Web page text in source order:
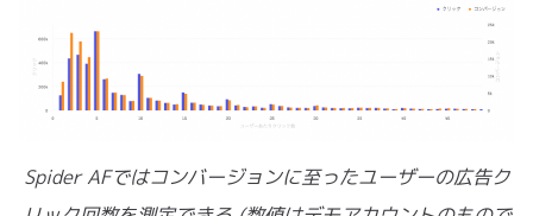
Spider AFではコンバージョンに至ったユーザーの広告ク